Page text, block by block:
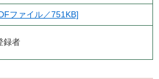
ファイル／751KB]
録者